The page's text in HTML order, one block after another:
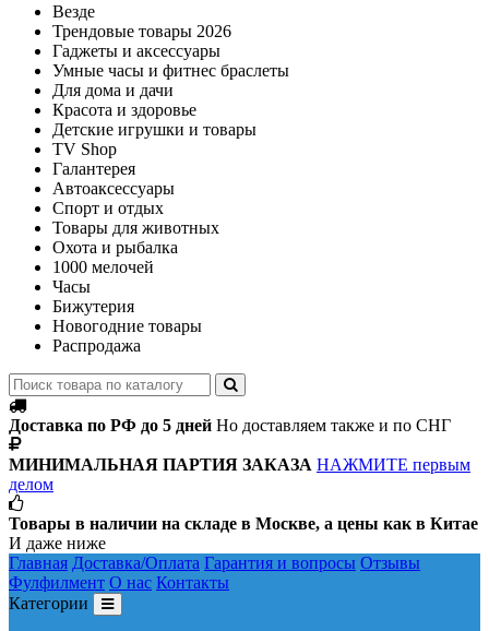
Везде
Трендовые товары 2026
Гаджеты и аксессуары
Умные часы и фитнес браслеты
Для дома и дачи
Красота и здоровье
Детские игрушки и товары
TV Shop
Галантерея
Автоаксессуары
Спорт и отдых
Товары для животных
Охота и рыбалка
1000 мелочей
Часы
Бижутерия
Новогодние товары
Распродажа
Доставка по РФ до 5 дней Но доставляем также и по СНГ
МИНИМАЛЬНАЯ ПАРТИЯ ЗАКАЗА НАЖМИТЕ первым
делом
Товары в наличии на складе в Москве, а цены как в Китае
И даже ниже
Главная Доставка/Оплата Гарантия и вопросы Отзывы
Фулфилмент О нас Контакты
Категории